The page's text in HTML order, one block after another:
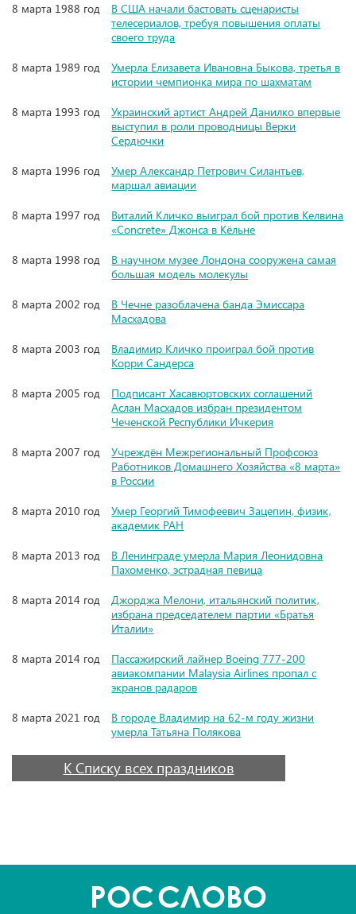
8 марта 1988 год
В США начали бастовать сценаристы
телесериалов, требуя повышения оплаты
своего труда
8 марта 1989 год
Умерла Елизавета Ивановна Быкова, третья в
истории чемпионка мира по шахматам
8 марта 1993 год
Украинский артист Андрей Данилко впервые
выступил в роли проводницы Верки
Сердючки
8 марта 1996 год
Умер Александр Петрович Силантьев,
маршал авиации
8 марта 1997 год
Виталий Кличко выиграл бой против Келвина
«Concrete» Джонса в Кёльне
8 марта 1998 год
В научном музее Лондона сооружена самая
большая модель молекулы
8 марта 2002 год
В Чечне разоблачена банда Эмиссара
Масхадова
8 марта 2003 год
Владимир Кличко проиграл бой против
Корри Сандерса
8 марта 2005 год
Подписант Хасавюртовских соглашений
Аслан Масхадов избран президентом
Чеченской Республики Ичкерия
8 марта 2007 год
Учреждён Межрегиональный Профсоюз
Работников Домашнего Хозяйства «8 марта»
в России
8 марта 2010 год
Умер Георгий Тимофеевич Зацепин, физик,
академик РАН
8 марта 2013 год
В Ленинграде умерла Мария Леонидовна
Пахоменко, эстрадная певица
8 марта 2014 год
Джорджа Мелони, итальянский политик,
избрана председателем партии «Братья
Италии»
8 марта 2014 год
Пассажирский лайнер Boeing 777-200
авиакомпании Malaysia Airlines пропал с
экранов радаров
8 марта 2021 год
В городе Владимир на 62-м году жизни
умерла Татьяна Полякова
К Списку всех праздников
POCСЛОВО